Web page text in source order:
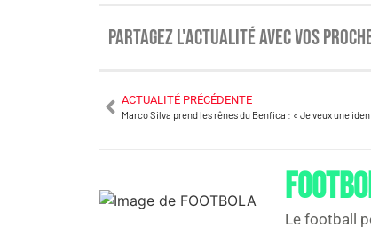
PARTAGEZ L'ACTUALITÉ AVEC VOS
ACTUALITÉ PRÉCÉDENTE
Marco Silva prend les rênes du Benfica : « Je veux une
Le football